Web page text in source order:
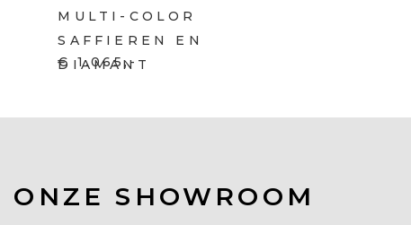
MULTI-COLOR
SAFFIEREN EN
DIAMANT
€ 1.065,-
ONZE SHOWROOM